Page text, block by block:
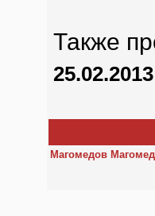
Также
25.02.2013
Магомедов